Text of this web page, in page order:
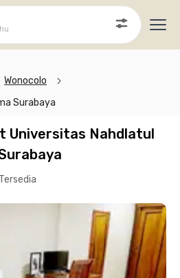
Wonocolo
Surabaya
Universitas Nahdlatul
Tersedia